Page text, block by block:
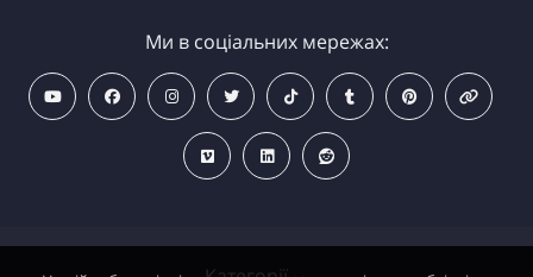
Ми в соціальних мережах: